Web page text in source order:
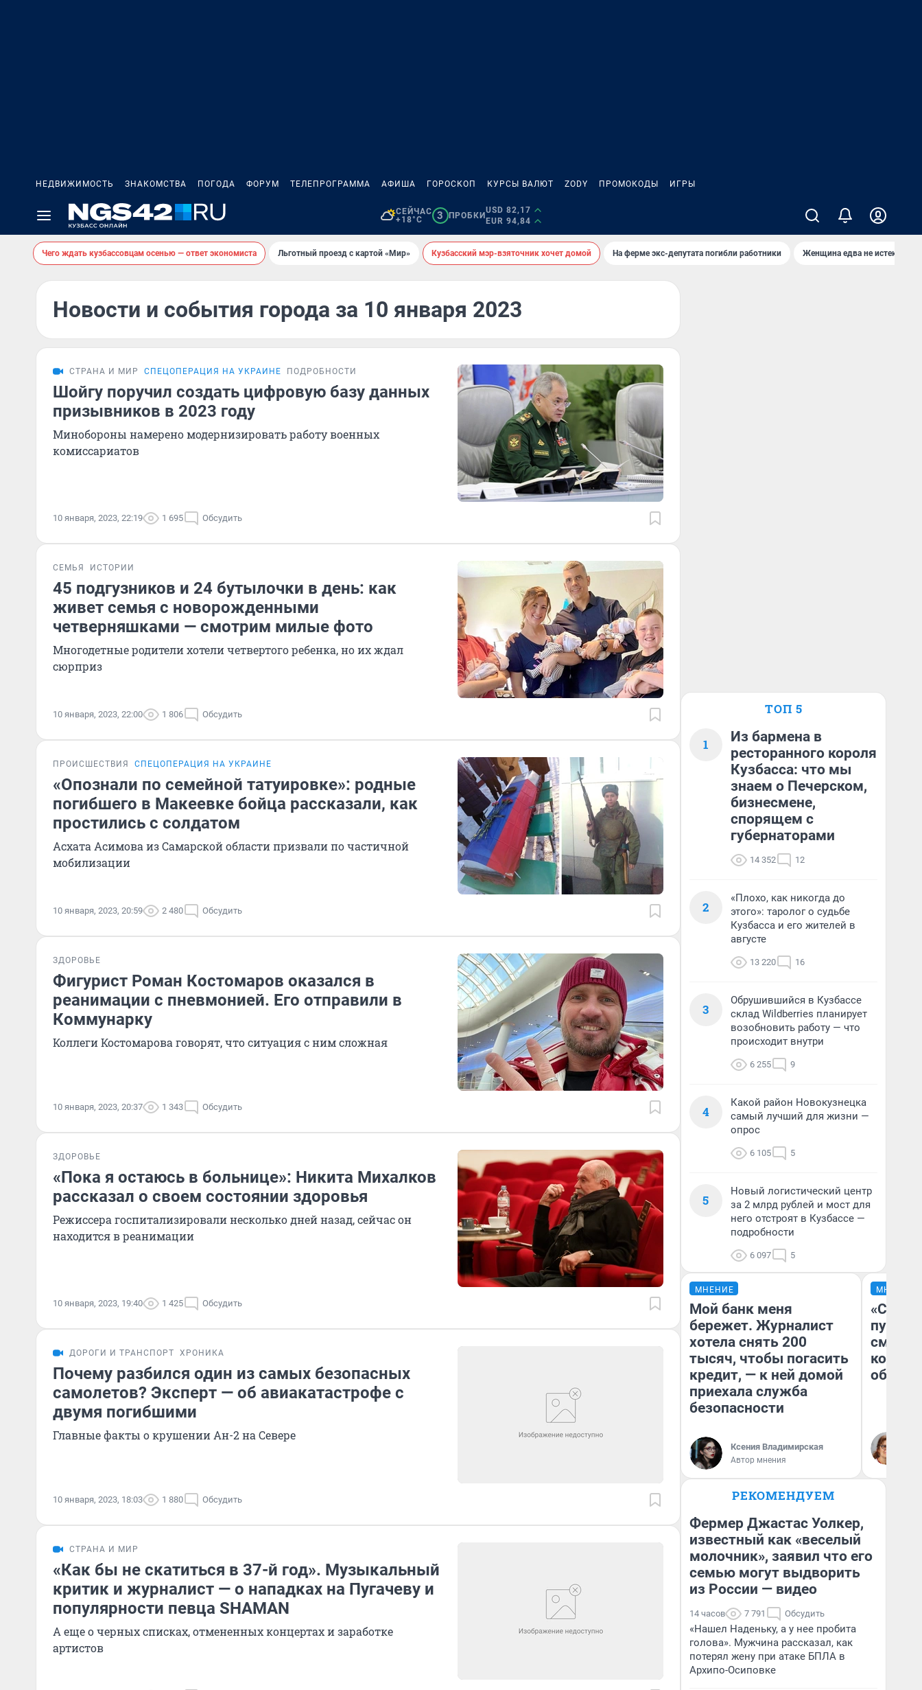
НЕДВИЖИМОСТЬ ЗНАКОМСТВА ПОГОДА ФОРУМ ТЕЛЕПРОГРАММА АФИША ГОРОСКОП КУРСЫ ВАЛЮТ ZODY ПРОМОКОДЫ ИГРЫ
СЕЙЧАС
+18°C
3 ПРОБКИ
USD 82,17
EUR 94,84
Чего ждать кузбассовцам осенью — ответ экономиста Льготный проезд с картой «Мир» Кузбасский мэр-взяточник хочет домой На ферме экс-депутата погибли работники Женщина едва не истекла
Новости и события города за 10 января 2023
СТРАНА И МИР СПЕЦОПЕРАЦИЯ НА УКРАИНЕ ПОДРОБНОСТИ
Шойгу поручил создать цифровую базу данных
призывников в 2023 году
Минобороны намерено модернизировать работу военных
комиссариатов
10 января, 2023, 22:19 1 695 Обсудить
СЕМЬЯ ИСТОРИИ
45 подгузников и 24 бутылочки в день: как
живет семья с новорожденными
четверняшками — смотрим милые фото
Многодетные родители хотели четвертого ребенка, но их ждал
сюрприз
10 января, 2023, 22:00 1 806 Обсудить
ПРОИСШЕСТВИЯ СПЕЦОПЕРАЦИЯ НА УКРАИНЕ
«Опознали по семейной татуировке»: родные
погибшего в Макеевке бойца рассказали, как
простились с солдатом
Асхата Асимова из Самарской области призвали по частичной
мобилизации
10 января, 2023, 20:59 2 480 Обсудить
ЗДОРОВЬЕ
Фигурист Роман Костомаров оказался в
реанимации с пневмонией. Его отправили в
Коммунарку
Коллеги Костомарова говорят, что ситуация с ним сложная
10 января, 2023, 20:37 1 343 Обсудить
ЗДОРОВЬЕ
«Пока я остаюсь в больнице»: Никита Михалков
рассказал о своем состоянии здоровья
Режиссера госпитализировали несколько дней назад, сейчас он
находится в реанимации
10 января, 2023, 19:40 1 425 Обсудить
ДОРОГИ И ТРАНСПОРТ ХРОНИКА
Почему разбился один из самых безопасных
самолетов? Эксперт — об авиакатастрофе с
двумя погибшими
Главные факты о крушении Ан-2 на Севере
10 января, 2023, 18:03 1 880 Обсудить
СТРАНА И МИР
«Как бы не скатиться в 37-й год». Музыкальный
критик и журналист — о нападках на Пугачеву и
популярности певца SHAMAN
А еще о черных списках, отмененных концертах и заработке
артистов
ТОП 5
1
Из бармена в
ресторанного короля
Кузбасса: что мы
знаем о Печерском,
бизнесмене,
спорящем с
губернаторами
14 352 12
2
«Плохо, как никогда до
этого»: таролог о судьбе
Кузбасса и его жителей в
августе
13 220 16
3
Обрушившийся в Кузбассе
склад Wildberries планирует
возобновить работу — что
происходит внутри
6 255 9
4
Какой район Новокузнецка
самый лучший для жизни —
опрос
6 105 5
5
Новый логистический центр
за 2 млрд рублей и мост для
него отстроят в Кузбассе —
подробности
6 097 5
МНЕНИЕ
Мой банк меня
бережет. Журналист
хотела снять 200
тысяч, чтобы погасить
кредит, — к ней домой
приехала служба
безопасности
Ксения Владимирская
Автор мнения
МНЕНИЕ
РЕКОМЕНДУЕМ
Фермер Джастас Уолкер,
известный как «веселый
молочник», заявил что его
семью могут выдворить
из России — видео
14 часов 7 791 Обсудить
«Нашел Наденьку, а у нее пробита
голова». Мужчина рассказал, как
потерял жену при атаке БПЛА в
Архипо-Осиповке